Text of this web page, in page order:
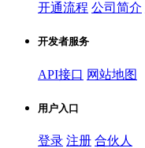
开通流程 公司简介
开发者服务
API接口 网站地图
用户入口
登录 注册 合伙人